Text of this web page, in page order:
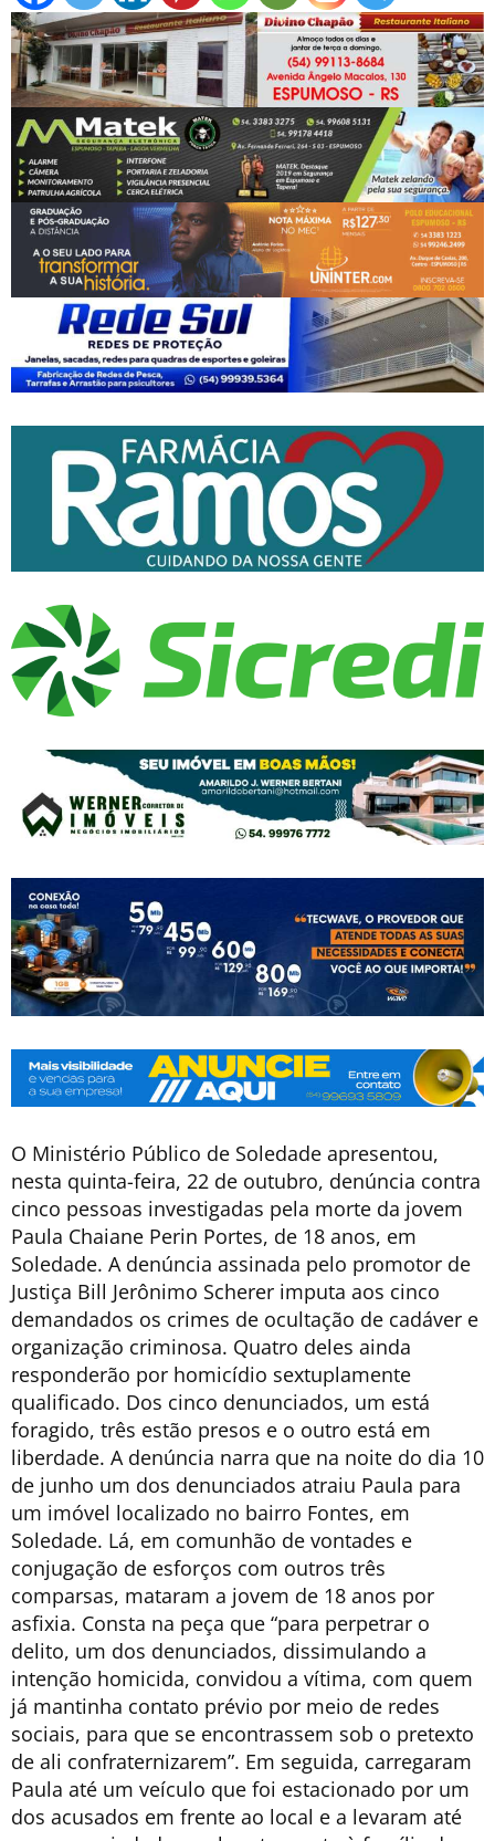
O Ministério Público de Soledade apresentou,
nesta quinta-feira, 22 de outubro, denúncia contra
cinco pessoas investigadas pela morte da jovem
Paula Chaiane Perin Portes, de 18 anos, em
Soledade. A denúncia assinada pelo promotor de
Justiça Bill Jerônimo Scherer imputa aos cinco
demandados os crimes de ocultação de cadáver e
organização criminosa. Quatro deles ainda
responderão por homicídio sextuplamente
qualificado. Dos cinco denunciados, um está
foragido, três estão presos e o outro está em
liberdade. A denúncia narra que na noite do dia 10
de junho um dos denunciados atraiu Paula para
um imóvel localizado no bairro Fontes, em
Soledade. Lá, em comunhão de vontades e
conjugação de esforços com outros três
comparsas, mataram a jovem de 18 anos por
asfixia. Consta na peça que “para perpetrar o
delito, um dos denunciados, dissimulando a
intenção homicida, convidou a vítima, com quem
já mantinha contato prévio por meio de redes
sociais, para que se encontrassem sob o pretexto
de ali confraternizarem”. Em seguida, carregaram
Paula até um veículo que foi estacionado por um
dos acusados em frente ao local e a levaram até